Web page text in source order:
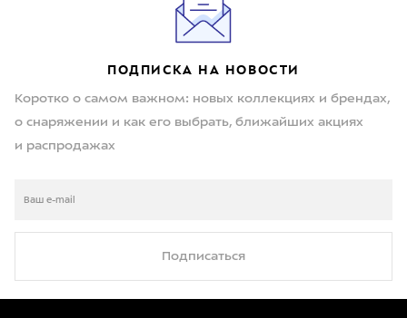
ПОДПИСКА НА НОВОСТИ
Коротко о самом важном: новых коллекциях и брендах,
о снаряжении и как его выбрать, ближайших акциях
и распродажах
Подписаться